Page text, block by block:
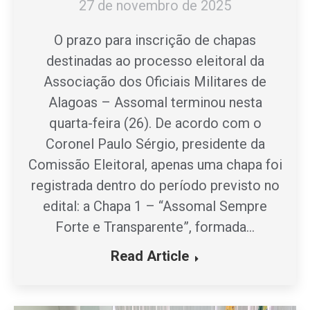
27 de novembro de 2025
O prazo para inscrição de chapas
destinadas ao processo eleitoral da
Associação dos Oficiais Militares de
Alagoas – Assomal terminou nesta
quarta-feira (26). De acordo com o
Coronel Paulo Sérgio, presidente da
Comissão Eleitoral, apenas uma chapa foi
registrada dentro do período previsto no
edital: a Chapa 1 – “Assomal Sempre
Forte e Transparente”, formada…
Read Article